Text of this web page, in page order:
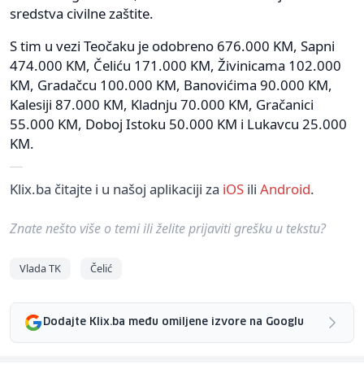
sredstva civilne zaštite.
S tim u vezi Teočaku je odobreno 676.000 KM, Sapni
474.000 KM, Čeliću 171.000 KM, Živinicama 102.000
KM, Gradačcu 100.000 KM, Banovićima 90.000 KM,
Kalesiji 87.000 KM, Kladnju 70.000 KM, Gračanici
55.000 KM, Doboj Istoku 50.000 KM i Lukavcu 25.000
KM.
Klix.ba čitajte i u našoj aplikaciji za iOS ili Android.
Znate nešto više o temi ili želite prijaviti grešku u tekstu?
Vlada TK Čelić
Dodajte Klix.ba među omiljene izvore na Googlu